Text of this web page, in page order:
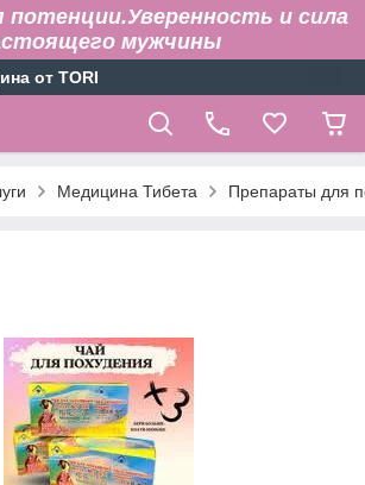
потенции.Уверенность и сила
мужчины
от TORI
Медицина Тибета Препараты для